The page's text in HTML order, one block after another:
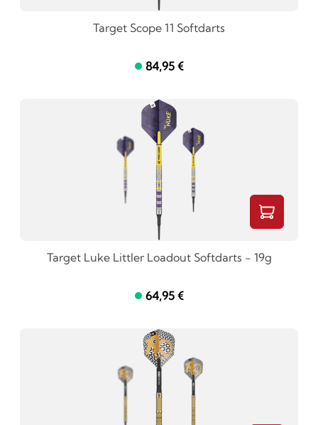
Target Scope 11 Softdarts
84,95 €
Target Luke Littler Loadout Softdarts - 19g
64,95 €